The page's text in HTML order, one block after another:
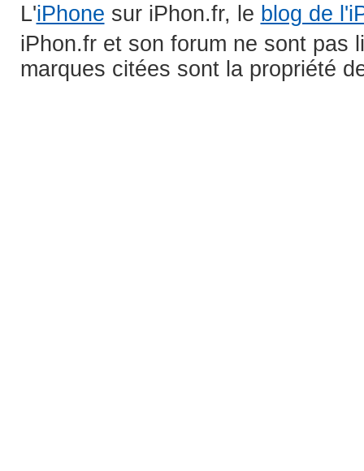
L'iPhone sur iPhon.fr, le blog de
iPhon.fr et son forum ne sont pas
marques citées sont la propriété